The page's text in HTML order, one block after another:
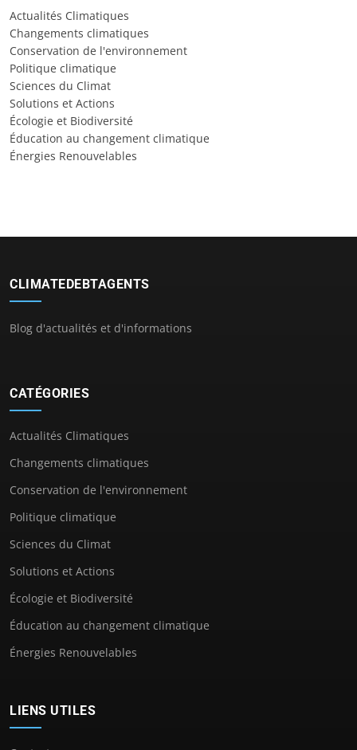
Actualités Climatiques
Changements climatiques
Conservation de l'environnement
Politique climatique
Sciences du Climat
Solutions et Actions
Écologie et Biodiversité
Éducation au changement climatique
Énergies Renouvelables
CLIMATEDEBTAGENTS
Blog d'actualités et d'informations
CATÉGORIES
Actualités Climatiques
Changements climatiques
Conservation de l'environnement
Politique climatique
Sciences du Climat
Solutions et Actions
Écologie et Biodiversité
Éducation au changement climatique
Énergies Renouvelables
LIENS UTILES